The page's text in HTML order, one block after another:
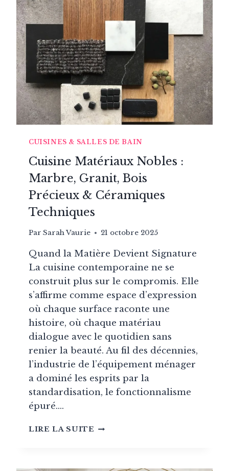
LA
DÉCORATION
ACTUELLE
CUISINES & SALLES DE BAIN
Cuisine Matériaux Nobles :
Marbre, Granit, Bois
Précieux & Céramiques
Techniques
Par Sarah Vaurie 21 octobre 2025
Quand la Matière Devient Signature
La cuisine contemporaine ne se
construit plus sur le compromis. Elle
s’affirme comme espace d’expression
où chaque surface raconte une
histoire, où chaque matériau
dialogue avec le quotidien sans
renier la beauté. Au fil des décennies,
l’industrie de l’équipement ménager
a dominé les esprits par la
standardisation, le fonctionnalisme
épuré….
LIRE LA SUITE CUISINE